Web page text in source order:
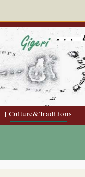
| Culture&Traditions